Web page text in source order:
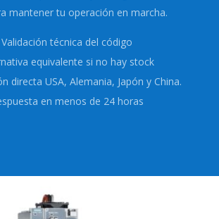
mantener tu operación en marcha.
técnica del código
equivalente si no hay stock
directa USA, Alemania, Japón y China.
en menos de 24 horas